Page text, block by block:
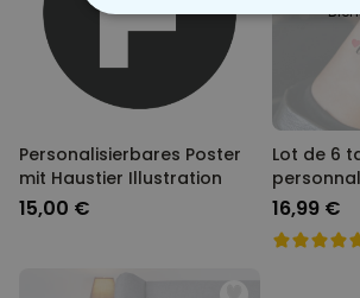
Personalisierbares Poster
mit Haustier Illustration
15,00 €
Lot de 6
et texte
16,99 €
STRICTEMENT
PERFORMANCE
COMMERCIALISATION
NON CLASSÉ